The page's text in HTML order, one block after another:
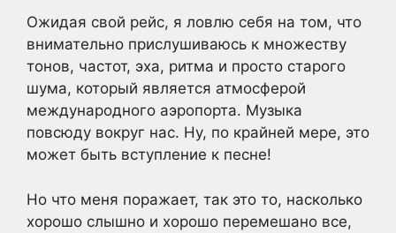
Ожидая свой рейс, я ловлю себя на том, что
внимательно прислушиваюсь к множеству
тонов, частот, эха, ритма и просто старого
шума, который является атмосферой
международного аэропорта. Музыка
повсюду вокруг нас. Ну, по крайней мере, это
может быть вступление к песне!
Но что меня поражает, так это то, насколько
хорошо слышно и хорошо перемешано все,